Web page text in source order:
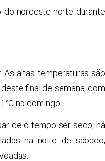
nordeste-norte durante
: As altas temperaturas são
final de semana, com
no domingo.
de o tempo ser seco, há
na noite de sábado,